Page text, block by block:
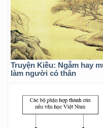
Truyện Kiều: Ngẫm hay
làm người có thân